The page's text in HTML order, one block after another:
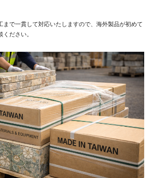
まで一貫して対応いたしますので、海外製品が初めて
ださい。